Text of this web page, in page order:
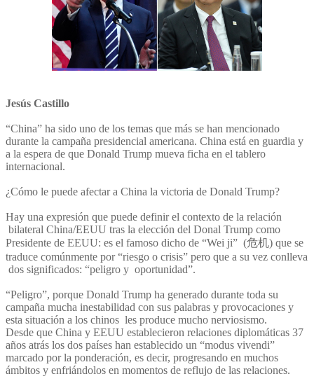
Jesús Castillo
“China” ha sido uno de los temas que más se han mencionado
durante la campaña presidencial americana. China está en guardia y
a la espera de que Donald Trump mueva ficha en el tablero
internacional.
¿Cómo le puede afectar a China la victoria de Donald Trump?
Hay una expresión que puede definir el contexto de la relación
bilateral China/EEUU tras la elección del Donal Trump como
Presidente de EEUU: es el famoso dicho de “Wei ji” (危机) que se
traduce comúnmente por “riesgo o crisis” pero que a su vez conlleva
dos significados: “peligro y oportunidad”.
“Peligro”, porque Donald Trump ha generado durante toda su
campaña mucha inestabilidad con sus palabras y provocaciones y
esta situación a los chinos les produce mucho nerviosismo.
Desde que China y EEUU establecieron relaciones diplomáticas 37
años atrás los dos países han establecido un “modus vivendi”
marcado por la ponderación, es decir, progresando en muchos
ámbitos y enfriándolos en momentos de reflujo de las relaciones.